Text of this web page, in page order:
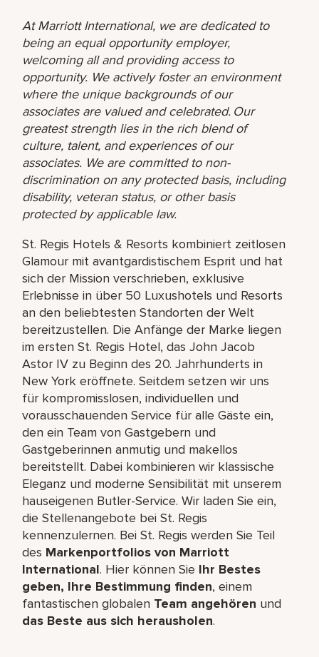
At Marriott International, we are dedicated to
being an equal opportunity employer,
welcoming all and providing access to
opportunity. We actively foster an environment
where the unique backgrounds of our
associates are valued and celebrated. Our
greatest strength lies in the rich blend of
culture, talent, and experiences of our
associates. We are committed to non-
discrimination on any protected basis, including
disability, veteran status, or other basis
protected by applicable law.
St. Regis Hotels & Resorts kombiniert zeitlosen
Glamour mit avantgardistischem Esprit und hat
sich der Mission verschrieben, exklusive
Erlebnisse in über 50 Luxushotels und Resorts
an den beliebtesten Standorten der Welt
bereitzustellen. Die Anfänge der Marke liegen
im ersten St. Regis Hotel, das John Jacob
Astor IV zu Beginn des 20. Jahrhunderts in
New York eröffnete. Seitdem setzen wir uns
für kompromisslosen, individuellen und
vorausschauenden Service für alle Gäste ein,
den ein Team von Gastgebern und
Gastgeberinnen anmutig und makellos
bereitstellt. Dabei kombinieren wir klassische
Eleganz und moderne Sensibilität mit unserem
hauseigenen Butler-Service. Wir laden Sie ein,
die Stellenangebote bei St. Regis
kennenzulernen. Bei St. Regis werden Sie Teil
des Markenportfolios von Marriott
International. Hier können Sie Ihr Bestes
geben, Ihre Bestimmung finden, einem
fantastischen globalen Team angehören und
das Beste aus sich herausholen.